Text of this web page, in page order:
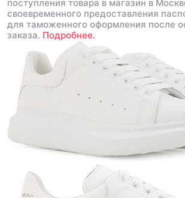
поступления товара в магазин в
своевременного предоставления
для таможенного оформления после
заказа. Подробнее.